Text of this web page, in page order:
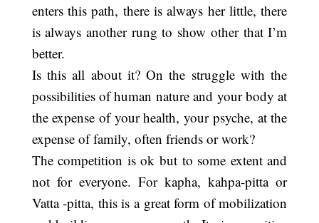
enters this path, there is always her little, there
is always another rung to show other that I’m
better.
Is this all about it? On the struggle with the
possibilities of human nature and your body at
the expense of your health, your psyche, at the
expense of family, often friends or work?
The competition is ok but to some extent and
not for everyone. For kapha, kahpa-pitta or
Vatta -pitta, this is a great form of mobilization